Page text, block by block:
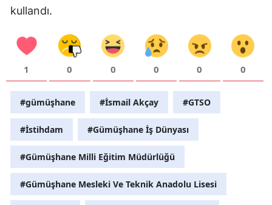
kullandı.
1 0 0 0 0 0
#gümüşhane #İsmail Akçay #GTSO
#İstihdam #Gümüşhane İş Dünyası
#Gümüşhane Milli Eğitim Müdürlüğü
#Gümüşhane Mesleki Ve Teknik Anadolu Lisesi